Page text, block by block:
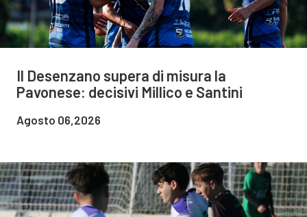
Il Desenzano supera di misura la
Pavonese: decisivi Millico e Santini
Agosto 06,2026